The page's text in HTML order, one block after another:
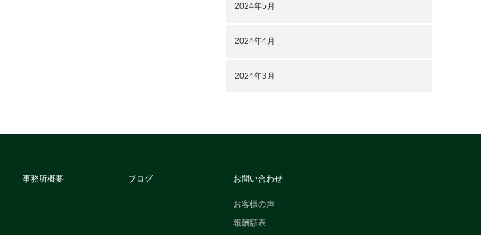
2024年5月
2024年4月
2024年3月
事務所概要 ブログ お問い合わせ
お客様の声
報酬額表